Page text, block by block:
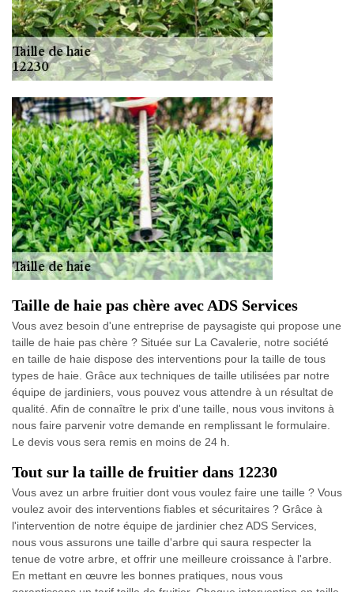
Taille de haie pas chère avec ADS Services
Vous avez besoin d'une entreprise de paysagiste qui propose une
taille de haie pas chère ? Située sur La Cavalerie, notre société
en taille de haie dispose des interventions pour la taille de tous
types de haie. Grâce aux techniques de taille utilisées par notre
équipe de jardiniers, vous pouvez vous attendre à un résultat de
qualité. Afin de connaître le prix d'une taille, nous vous invitons à
nous faire parvenir votre demande en remplissant le formulaire.
Le devis vous sera remis en moins de 24 h.
Tout sur la taille de fruitier dans 12230
Vous avez un arbre fruitier dont vous voulez faire une taille ? Vous
voulez avoir des interventions fiables et sécuritaires ? Grâce à
l'intervention de notre équipe de jardinier chez ADS Services,
nous vous assurons une taille d'arbre qui saura respecter la
tenue de votre arbre, et offrir une meilleure croissance à l'arbre.
En mettant en œuvre les bonnes pratiques, nous vous